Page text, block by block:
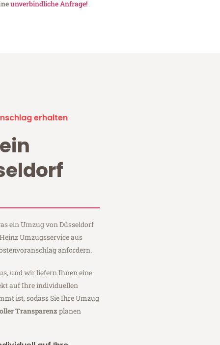
unverbindliche Anfrage!
erhalten
ein Umzug von Düsseldorf
Umzugsservice aus
anfordern.
und wir liefern Ihnen eine
auf Ihre individuellen
ist, sodass Sie Ihre Umzug
Transparenz planen